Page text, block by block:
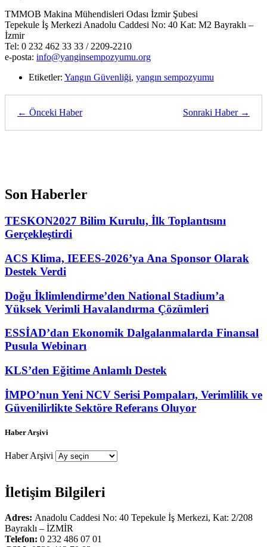
TMMOB Makina Mühendisleri Odası İzmir Şubesi
Tepekule İş Merkezi Anadolu Caddesi No: 40 Kat: M2 Bayraklı –
İzmir
Tel: 0 232 462 33 33 / 2209-2210
e-posta: info@yanginsempozyumu.org
Etiketler: Yangın Güvenliği, yangın sempozyumu
← Önceki Haber Sonraki Haber →
Son Haberler
TESKON2027 Bilim Kurulu, İlk Toplantısını
Gerçekleştirdi
ACS Klima, IEEES-2026’ya Ana Sponsor Olarak
Destek Verdi
Doğu İklimlendirme’den National Stadium’a
Yüksek Verimli Havalandırma Çözümleri
ESSİAD’dan Ekonomik Dalgalanmalarda Finansal
Pusula Webinarı
KLS’den Eğitime Anlamlı Destek
İMPO’nun Yeni NCV Serisi Pompaları, Verimlilik ve
Güvenilirlikte Sektöre Referans Oluyor
Haber Arşivi
Haber Arşivi
İletişim Bilgileri
Adres: Anadolu Caddesi No: 40 Tepekule İş Merkezi, Kat: 2/208
Bayraklı – İZMİR
Telefon: 0 232 486 07 01